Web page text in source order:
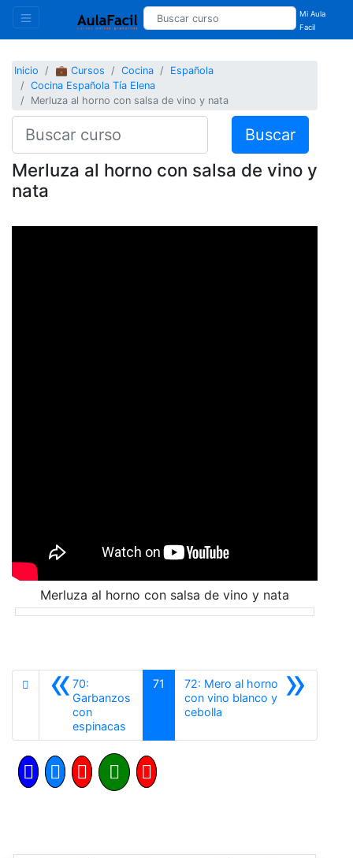
Mi Aula
Facil
Inicio 💼 Cursos Cocina
Española
Cocina Española Tía Elena
Merluza al horno con salsa de vino y nata
Buscar
Merluza al horno con salsa de vino y
nata
Merluza al horno con salsa de vino y nata
«70:
Garbanzos
con
espinacas
71 »
72: Mero al horno
con vino blanco y
cebolla